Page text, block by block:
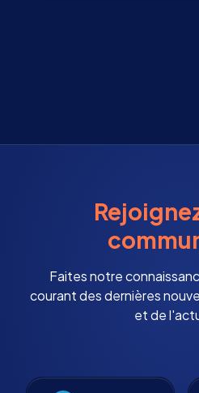
Faites notre
courant des dernières
et de